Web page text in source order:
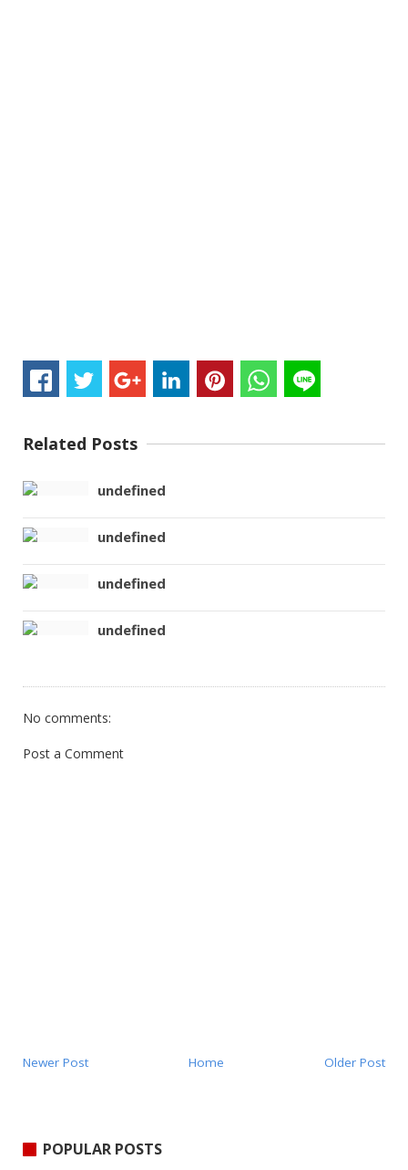
Related Posts
undefined
undefined
undefined
undefined
No comments:
Post a Comment
Newer Post Older Post
Home
POPULAR POSTS